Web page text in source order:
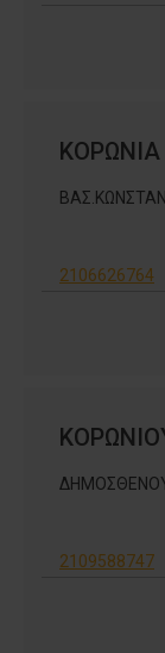
ΚΟΡΩΝΙΑ
2106626764
2109588747